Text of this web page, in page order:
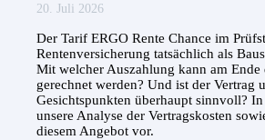
20. Juli 2026
Der Tarif ERGO Rente Chance im
Rentenversicherung tatsächlich als
Mit welcher Auszahlung kann am
gerechnet werden? Und ist der Vertrag
Gesichtspunkten überhaupt sinnvoll?
unsere Analyse der Vertragskosten
diesem Angebot vor.